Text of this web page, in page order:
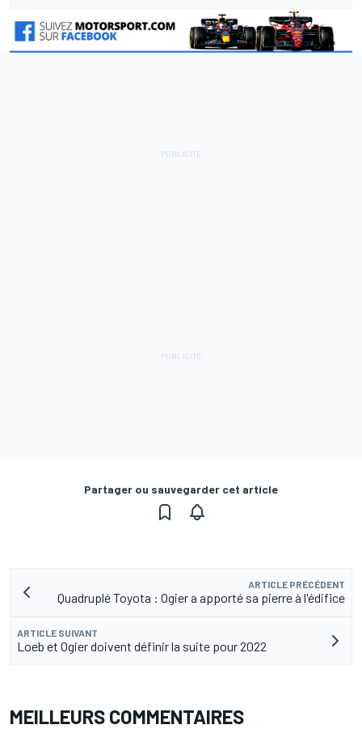
Partager ou sauvegarder cet article
ARTICLE PRÉCÉDENT
Quadruplé Toyota : Ogier a apporté sa pierre à l'édifice
ARTICLE SUIVANT
Loeb et Ogier doivent définir la suite pour 2022
MEILLEURS COMMENTAIRES